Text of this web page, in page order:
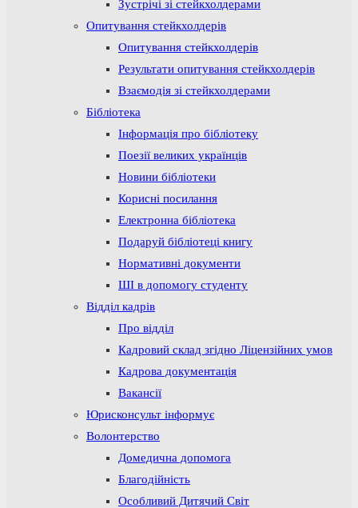
Зустрічі зі стейкхолдерами
Опитування стейкхолдерів
Опитування стейкхолдерів
Результати опитування стейкхолдерів
Взаємодія зі стейкхолдерами
Бібліотека
Інформація про бібліотеку
Поезії великих українців
Новини бібліотеки
Корисні посилання
Електронна бібліотека
Подаруй бібліотеці книгу
Нормативні документи
ШІ в допомогу студенту
Відділ кадрів
Про відділ
Кадровий склад згідно Ліцензійних умов
Кадрова документація
Вакансії
Юрисконсульт інформує
Волонтерство
Домедична допомога
Благодійність
Особливий Дитячий Світ